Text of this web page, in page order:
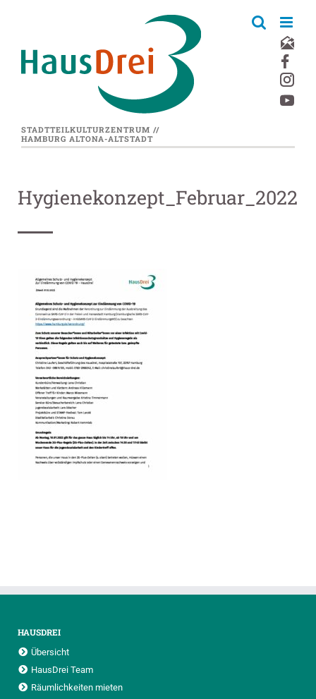
STADTTEILKULTURZENTRUM //
HAMBURG ALTONA-ALTSTADT
Hygienekonzept_Februar_2022
HAUSDREI
Übersicht
HausDrei Team
Räumlichkeiten mieten